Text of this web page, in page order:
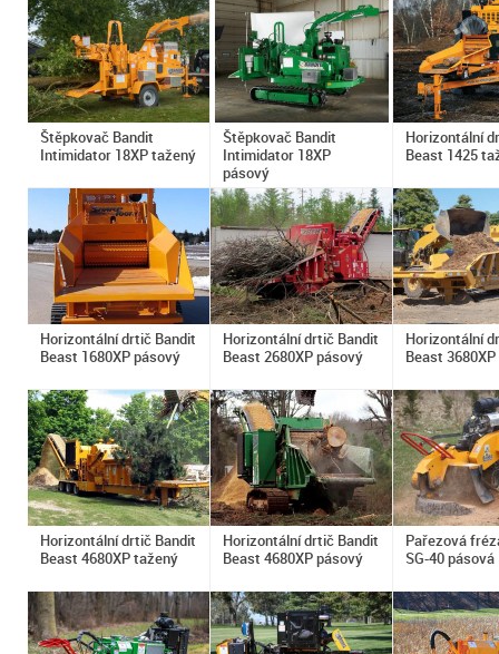
Štěpkovač Bandit
Intimidator 18XP tažený
Štěpkovač Bandit
Intimidator 18XP
pásový
Horizontální
Beast 1425
Horizontální drtič Bandit
Beast 1680XP pásový
Horizontální drtič Bandit
Beast 2680XP pásový
Horizontální
Beast
Horizontální drtič Bandit
Beast 4680XP tažený
Horizontální drtič Bandit
Beast 4680XP pásový
Pařezová
SG-40 pásová